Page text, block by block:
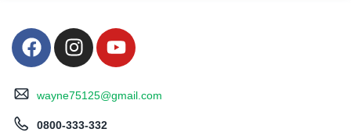
wayne75125@gmail.com
0800-333-332